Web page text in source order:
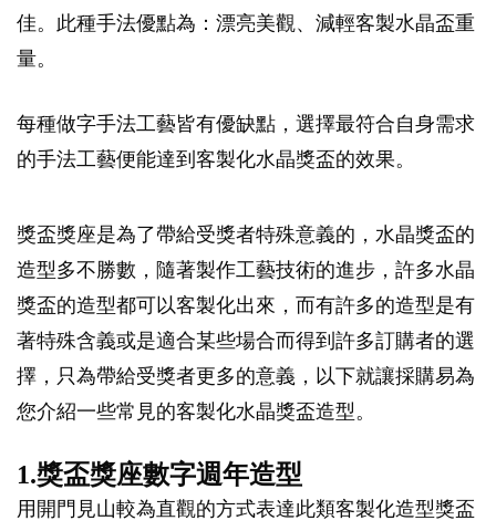
佳。此種手法優點為：漂亮美觀、減輕客製水晶盃重
量。
每種做字手法工藝皆有優缺點，選擇最符合自身需求
的手法工藝便能達到客製化水晶獎盃的效果。
獎盃獎座是為了帶給受獎者特殊意義的，水晶獎盃的
造型多不勝數，隨著製作工藝技術的進步，許多水晶
獎盃的造型都可以客製化出來，而有許多的造型是有
著特殊含義或是適合某些場合而得到許多訂購者的選
擇，只為帶給受獎者更多的意義，以下就讓採購易為
您介紹一些常見的客製化水晶獎盃造型。
1.獎盃獎座數字週年造型
用開門見山較為直觀的方式表達此類客製化造型獎盃